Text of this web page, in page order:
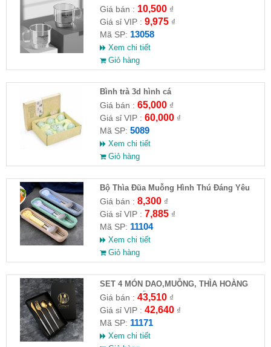
Giá bán : 10,500₫
Giá sỉ VIP : 9,975₫
Mã SP: 13058
Xem chi tiết
Giỏ hàng
Bình trà 3d hình cá
Giá bán : 65,000₫
Giá sỉ VIP : 60,000₫
Mã SP: 5089
Xem chi tiết
Giỏ hàng
Bộ Thìa Đũa Muỗng Hình Thú Đáng Yêu
Giá bán : 8,300₫
Giá sỉ VIP : 7,885₫
Mã SP: 11104
Xem chi tiết
Giỏ hàng
SET 4 MÓN DAO,MUỖNG, THÌA HOÀNG
GIA CAO CẤP
Giá bán : 43,510₫
Giá sỉ VIP : 42,640₫
Mã SP: 11171
Xem chi tiết